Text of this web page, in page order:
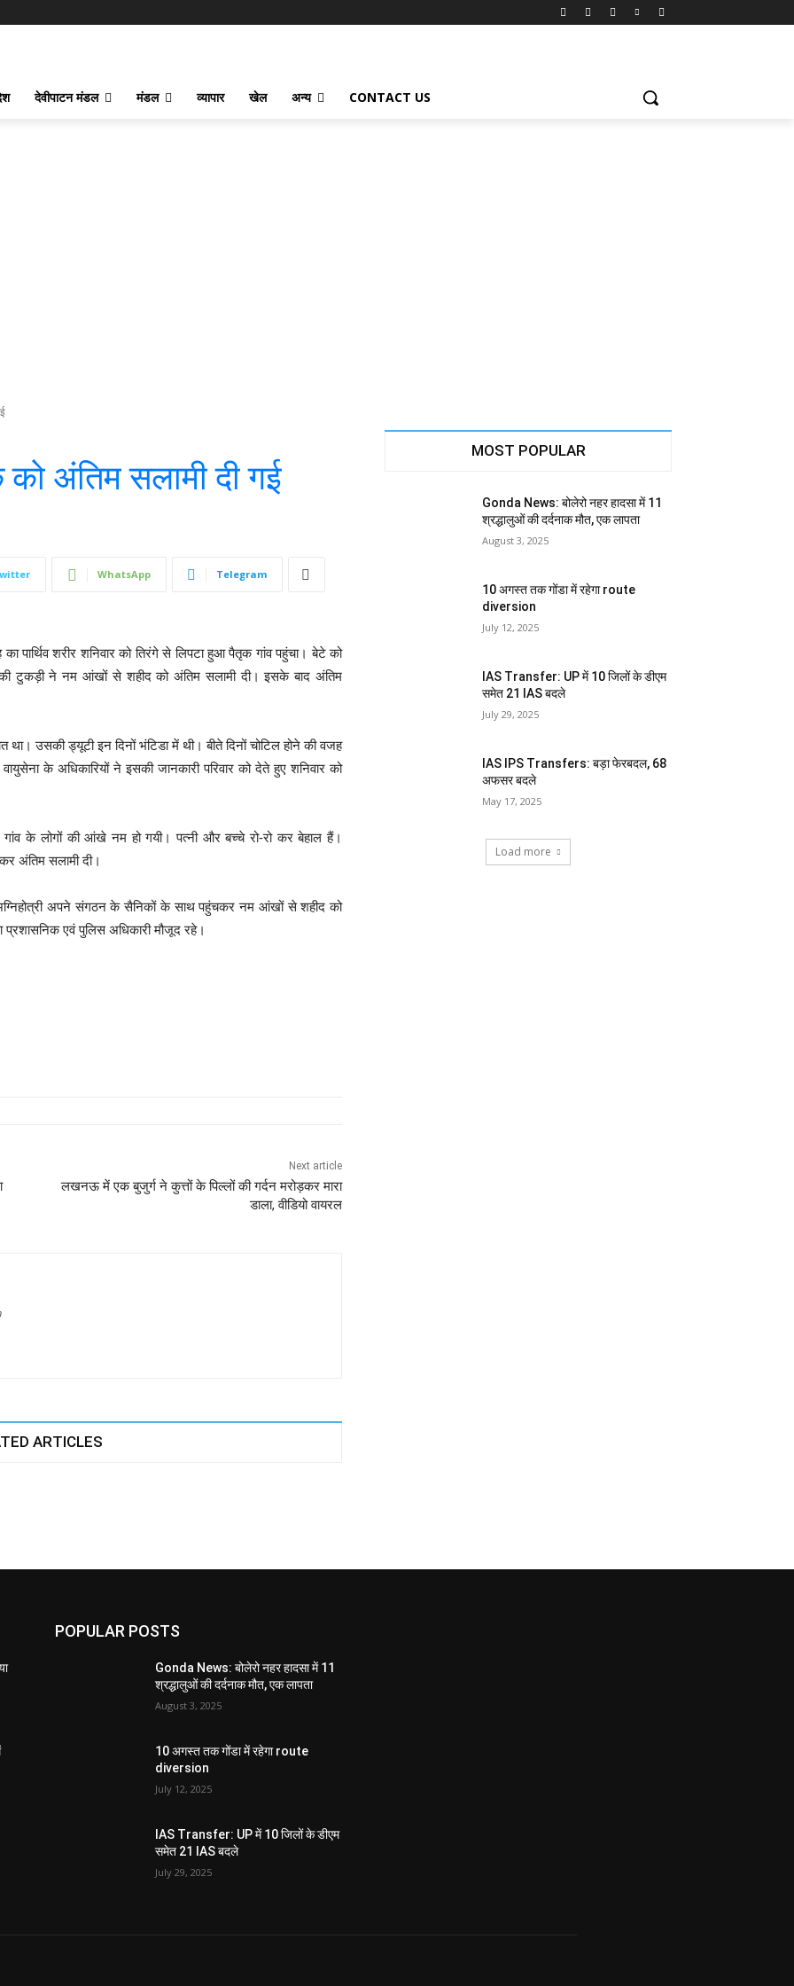
देवीपाटन मंडल मंडल व्यापार खेल अन्य CONTACT US
अंतिम सलामी दी गई
WhatsApp Telegram
पार्थिव शरीर शनिवार को तिरंगे से लिपटा हुआ पैतृक गांव पहुंचा। बेटे को
टुकड़ी ने नम आंखों से शहीद को अंतिम सलामी दी। इसके बाद अंतिम
था। उसकी ड्यूटी इन दिनों भंटिडा में थी। बीते दिनों चोटिल होने की वजह
के अधिकारियों ने इसकी जानकारी परिवार को देते हुए शनिवार को
के लोगों की आंखे नम हो गयी। पत्नी और बच्चे रो-रो कर बेहाल हैं।
अंतिम सलामी दी।
अपने संगठन के सैनिकों के साथ पहुंचकर नम आंखों से शहीद को
प्रशासनिक एवं पुलिस अधिकारी मौजूद रहे।
Next article
लखनऊ में एक बुजुर्ग ने कुत्तों के पिल्लों की गर्दन मरोड़कर मारा
डाला, वीडियो वायरल
ARTICLES
MOST POPULAR
Gonda News: बोलेरो नहर हादसा में 11
श्रद्धालुओं की दर्दनाक मौत, एक लापता
August 3, 2025
10 अगस्त तक गोंडा में रहेगा route
diversion
July 12, 2025
IAS Transfer: UP में 10 जिलों के डीएम
समेत 21 IAS बदले
July 29, 2025
IAS IPS Transfers: बड़ा फेरबदल, 68
अफसर बदले
May 17, 2025
Load more
POPULAR POSTS
Gonda News: बोलेरो नहर हादसा में 11
श्रद्धालुओं की दर्दनाक मौत, एक लापता
August 3, 2025
10 अगस्त तक गोंडा में रहेगा route
diversion
July 12, 2025
IAS Transfer: UP में 10 जिलों के डीएम
समेत 21 IAS बदले
July 29, 2025